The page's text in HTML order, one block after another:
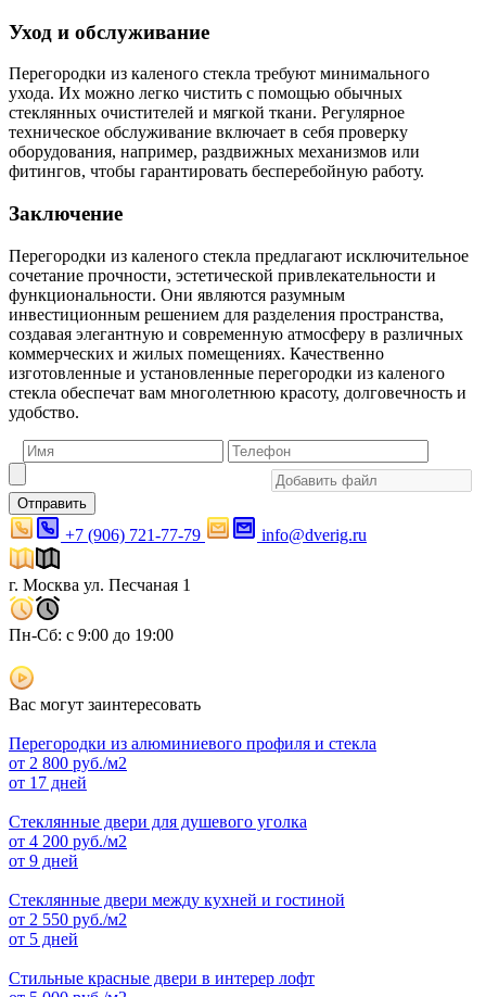
Уход и обслуживание
Перегородки из каленого стекла требуют минимального
ухода. Их можно легко чистить с помощью обычных
стеклянных очистителей и мягкой ткани. Регулярное
техническое обслуживание включает в себя проверку
оборудования, например, раздвижных механизмов или
фитингов, чтобы гарантировать бесперебойную работу.
Заключение
Перегородки из каленого стекла предлагают исключительное
сочетание прочности, эстетической привлекательности и
функциональности. Они являются разумным
инвестиционным решением для разделения пространства,
создавая элегантную и современную атмосферу в различных
коммерческих и жилых помещениях. Качественно
изготовленные и установленные перегородки из каленого
стекла обеспечат вам многолетнюю красоту, долговечность и
удобство.
Отправить
+7 (906) 721-77-79 info@dverig.ru
г. Москва ул. Песчаная 1
Пн-Сб: с 9:00 до 19:00
Вас могут заинтересовать
Перегородки из алюминиевого профиля и стекла
от 2 800 руб./м2
от 17 дней
Стеклянные двери для душевого уголка
от 4 200 руб./м2
от 9 дней
Стеклянные двери между кухней и гостиной
от 2 550 руб./м2
от 5 дней
Стильные красные двери в интерер лофт